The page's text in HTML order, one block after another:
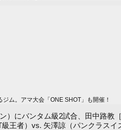
ム。アマ大会「ONE SHOT」も開催！
にバンタム級2試合、田中路教
王者）vs. 矢澤諒（パンクラスイ